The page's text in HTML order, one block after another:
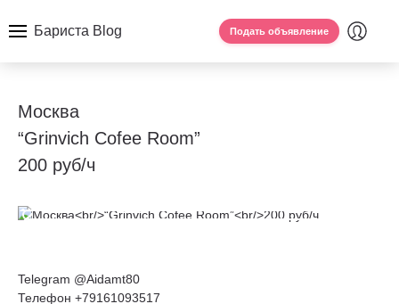
Бариста Blog Подать объявление
Москва
“Grinvich Cofee Room”
200 руб/ч
Telegram @Aidamt80
Телефон +79161093517